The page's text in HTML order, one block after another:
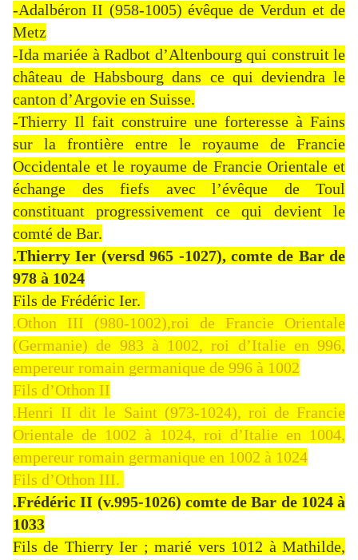
-Adalbéron II (958-1005) évêque de Verdun et de
Metz
-Ida mariée à Radbot d’Altenbourg qui construit le
château de Habsbourg dans ce qui deviendra le
canton d’Argovie en Suisse.
-Thierry Il fait construire une forteresse à Fains
sur la frontière entre le royaume de Francie
Occidentale et le royaume de Francie Orientale et
échange des fiefs avec l’évêque de Toul
constituant progressivement ce qui devient le
comté de Bar.
.Thierry Ier (versd 965 -1027), comte de Bar de
978 à 1024
Fils de Frédéric Ier.
.Othon III (980-1002),roi de Francie Orientale
(Germanie) de 983 à 1002, roi d’Italie en 996,
empereur romain germanique de 996 à 1002
Fils d’Othon II
.Henri II dit le Saint (973-1024), roi de Francie
Orientale de 1002 à 1024, roi d’Italie en 1004,
empereur romain germanique en 1002 à 1024
Fils d’Othon III.
.Frédéric II (v.995-1026) comte de Bar de 1024 à
1033
Fils de Thierry Ier ; marié vers 1012 à Mathilde,